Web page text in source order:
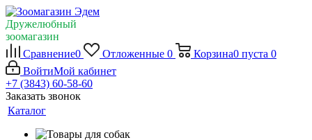
Дружелюбный
зоомагазин
Сравнение0 Отложенные 0 Корзина0 пуста 0
ВойтиМой кабинет
+7 (3843) 60-58-60
Заказать звонок
Каталог